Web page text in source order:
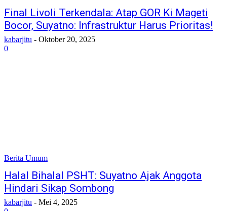
Final Livoli Terkendala: Atap GOR Ki Mageti
Bocor, Suyatno: Infrastruktur Harus Prioritas!
kabarjitu - Oktober 20, 2025
0
Berita Umum
Halal Bihalal PSHT: Suyatno Ajak Anggota
Hindari Sikap Sombong
kabarjitu - Mei 4, 2025